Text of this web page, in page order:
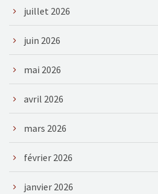
juillet 2026
juin 2026
mai 2026
avril 2026
mars 2026
février 2026
janvier 2026